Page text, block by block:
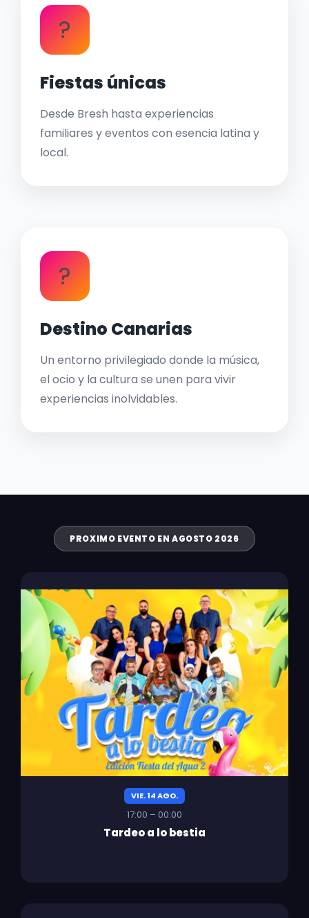
?
Fiestas únicas
Desde Bresh hasta experiencias
familiares y eventos con esencia latina y
local.
?
Destino Canarias
Un entorno privilegiado donde la música,
el ocio y la cultura se unen para vivir
experiencias inolvidables.
PROXIMO EVENTO EN AGOSTO 2026
VIE. 14 AGO.
17:00 – 00:00
Tardeo a lo bestia